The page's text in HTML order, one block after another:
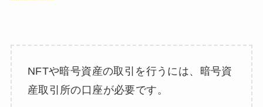
NFTや暗号資産の取引を行うには、暗号資
産取引所の口座が必要です。